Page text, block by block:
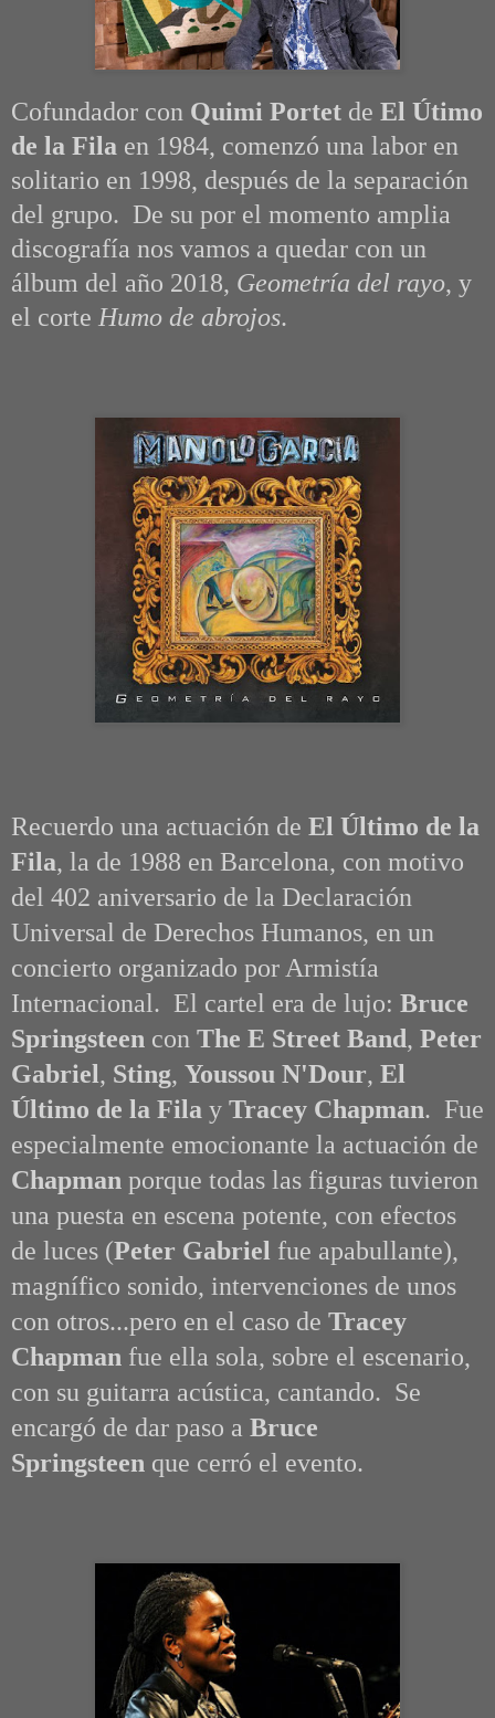
Cofundador con Quimi Portet de El Útimo
de la Fila en 1984, comenzó una labor en
solitario en 1998, después de la separación
del grupo. De su por el momento amplia
discografía nos vamos a quedar con un
álbum del año 2018, Geometría del rayo, y
el corte Humo de abrojos.
Recuerdo una actuación de El Último de la
Fila, la de 1988 en Barcelona, con motivo
del 402 aniversario de la Declaración
Universal de Derechos Humanos, en un
concierto organizado por Armistía
Internacional. El cartel era de lujo: Bruce
Springsteen con The E Street Band, Peter
Gabriel, Sting, Youssou N'Dour, El
Último de la Fila y Tracey Chapman. Fue
especialmente emocionante la actuación de
Chapman porque todas las figuras tuvieron
una puesta en escena potente, con efectos
de luces (Peter Gabriel fue apabullante),
magnífico sonido, intervenciones de unos
con otros...pero en el caso de Tracey
Chapman fue ella sola, sobre el escenario,
con su guitarra acústica, cantando. Se
encargó de dar paso a Bruce
Springsteen que cerró el evento.